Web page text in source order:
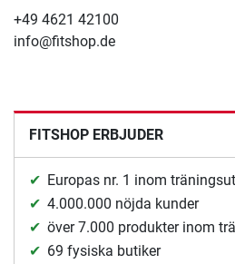
+49 4621 42100
info@fitshop.de
FITSHOP ERBJUDER
Europas nr. 1 inom
4.000.000 nöjda kunder
över 7.000 produkter inom
69 fysiska butiker